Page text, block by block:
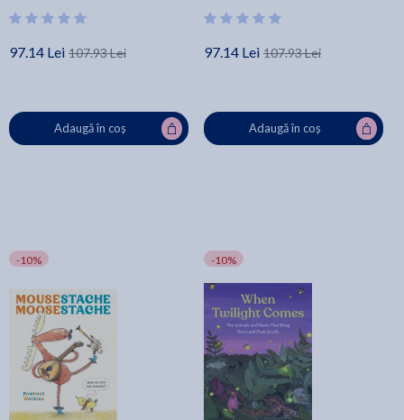
97.14 Lei 107.93 Lei
Adaugă în coș
97.14 Lei 107.93 Lei
Adaugă în coș
-10% -10%